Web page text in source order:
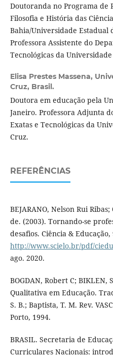
Doutoranda no Programa de
Filosofia e História das
Bahia/Universidade Estadual
Professora Assistente do
Tecnológicas da
Elisa Prestes Massena,
Cruz, Brasil.
Doutora em educação pela
Janeiro. Professora Adjunta
Exatas e Tecnológicas da
Cruz.
REFERÊNCIAS
BEJARANO, Nelson Rui
de. (2003). Tornando-se
desafios. Ciência &
http://www.scielo.br/pdf/
ago. 2020.
BOGDAN, Robert C; BIKLEN,
Qualitativa em Educação.
S. B.; Baptista, T. M. Rev.
Porto, 1994.
BRASIL. Secretaria de
Curriculares Nacionais: